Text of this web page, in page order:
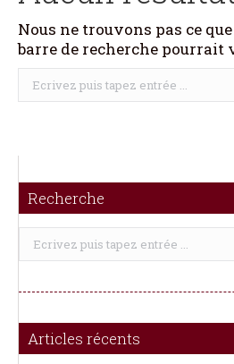
Nous ne trouvons pas ce
barre de recherche pourrait
Recherche
:
Recherche
Recherche
Articles récents